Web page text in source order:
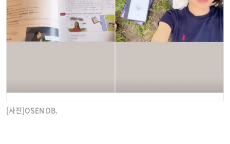
[사진]OSEN DB.